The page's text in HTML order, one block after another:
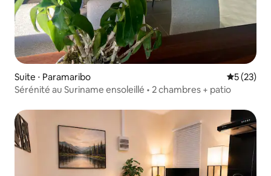
Suite ⋅ Paramaribo
5 (23)
Sérénité au Suriname ensoleillé • 2 chambres + patio